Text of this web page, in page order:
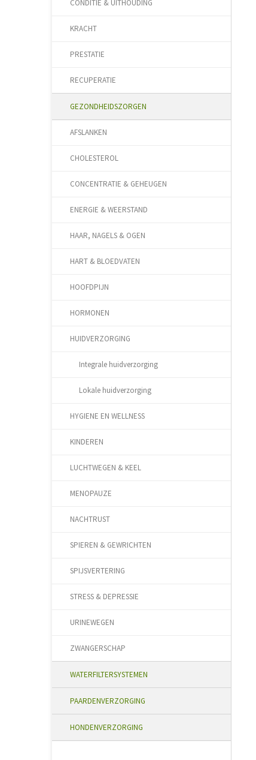
CONDITIE & UITHOUDING
KRACHT
PRESTATIE
RECUPERATIE
GEZONDHEIDSZORGEN
AFSLANKEN
CHOLESTEROL
CONCENTRATIE & GEHEUGEN
ENERGIE & WEERSTAND
HAAR, NAGELS & OGEN
HART & BLOEDVATEN
HOOFDPIJN
HORMONEN
HUIDVERZORGING
Integrale huidverzorging
Lokale huidverzorging
HYGIENE EN WELLNESS
KINDEREN
LUCHTWEGEN & KEEL
MENOPAUZE
NACHTRUST
SPIEREN & GEWRICHTEN
SPIJSVERTERING
STRESS & DEPRESSIE
URINEWEGEN
ZWANGERSCHAP
WATERFILTERSYSTEMEN
PAARDENVERZORGING
HONDENVERZORGING